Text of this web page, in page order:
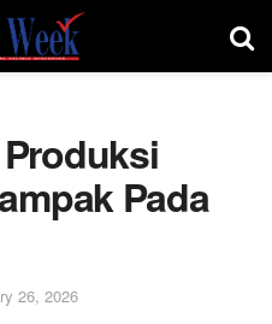
Pada
26, 2026